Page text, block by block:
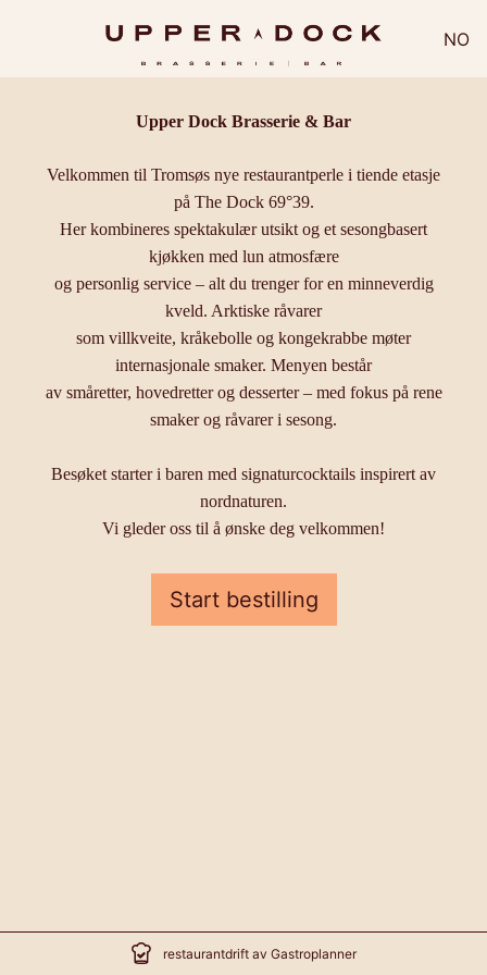
NO
Upper Dock Brasserie & Bar
Velkommen til Tromsøs nye restaurantperle i tiende etasje
på The Dock 69°39.
Her kombineres spektakulær utsikt og et sesongbasert
kjøkken med lun atmosfære
og personlig service – alt du trenger for en minneverdig
kveld. Arktiske råvarer
som villkveite, kråkebolle og kongekrabbe møter
internasjonale smaker. Menyen består
av småretter, hovedretter og desserter – med fokus på rene
smaker og råvarer i sesong.
Besøket starter i baren med signaturcocktails inspirert av
nordnaturen.
Vi gleder oss til å ønske deg velkommen!
Start bestilling
restaurantdrift av Gastroplanner